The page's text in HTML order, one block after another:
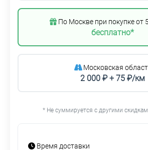
По Москве при покупке от
бесплатно*
Московская
2 000 ₽ + 75 ₽/км
* Не суммируется с другими
Время доставки